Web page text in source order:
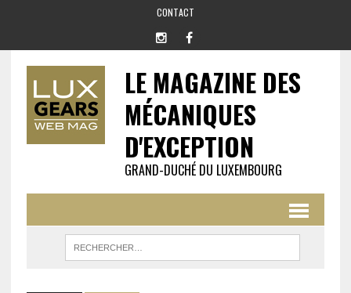
CONTACT
LE MAGAZINE DES
MÉCANIQUES
D'EXCEPTION
GRAND-DUCHÉ DU LUXEMBOURG